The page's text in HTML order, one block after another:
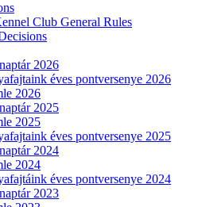
Club General Rules
2026
éves pontversenye 2026
2026
2025
2025
éves pontversenye 2025
2024
2024
éves pontversenye 2024
2023